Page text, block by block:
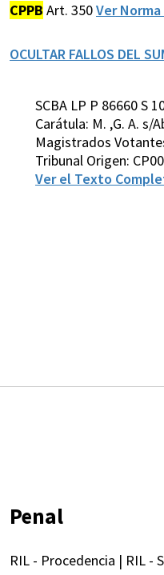
CPPB Art. 350Ver Norma
OCULTAR FALLOS DEL
SCBA LP P 86660 S
Carátula: M. ,G. A. s/
Magistrados
Tribunal Origen:
Ver el Texto
Penal
RIL - Procedencia | RIL -